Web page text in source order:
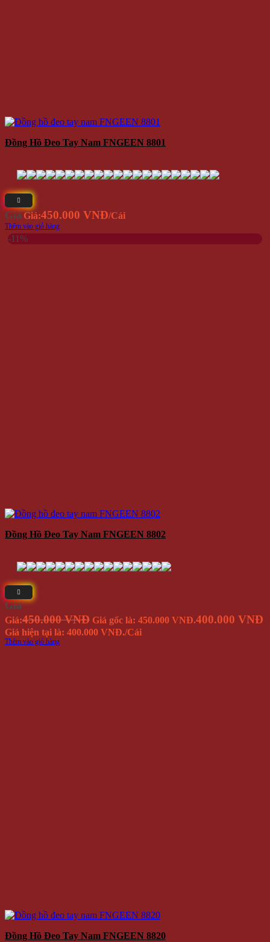
Đồng Hồ Đeo Tay Nam FNGEEN 8801
Giá Giá:450.000 VNĐ/Cái
Thêm vào giỏ hàng
-11%
Đồng Hồ Đeo Tay Nam FNGEEN 8802
Giá
Giá:450.000 VNĐ Giá gốc là: 450.000 VNĐ.400.000 VNĐ
Giá hiện tại là: 400.000 VNĐ./Cái
Thêm vào giỏ hàng
Đồng Hồ Đeo Tay Nam FNGEEN 8820